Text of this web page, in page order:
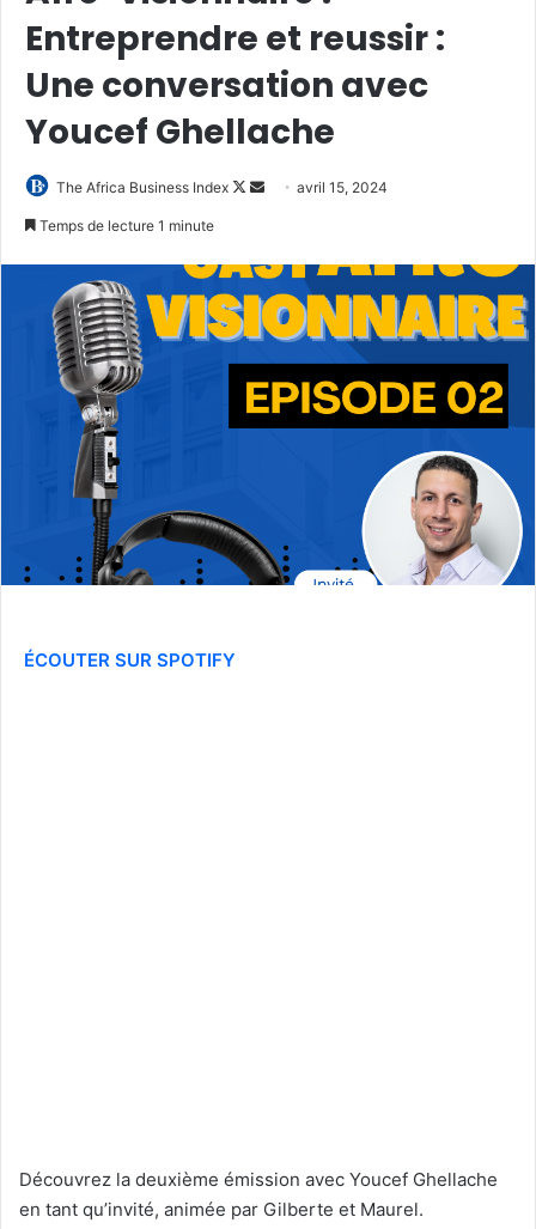
Entreprendre et reussir :
Une conversation avec
Youcef Ghellache
The Africa Business Index
Follow
Envoyeravril 15, 2024
Temps de lecture 1 minute
ÉCOUTER SUR SPOTIFY
Découvrez la deuxième émission avec Youcef Ghellache
en tant qu’invité, animée par Gilberte et Maurel.